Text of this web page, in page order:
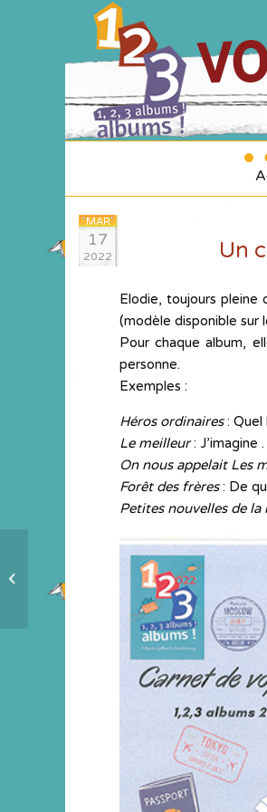
MAR
17
2022 Un
Elodie, toujours pleine
(modèle disponible sur
Pour chaque album,
personne.
Exemples :
Héros ordinaires: Quel
Le meilleur:
On nous appelait Les
Forêt des frères: De
Petites nouvelles de
Le Meilleur pour les seniors